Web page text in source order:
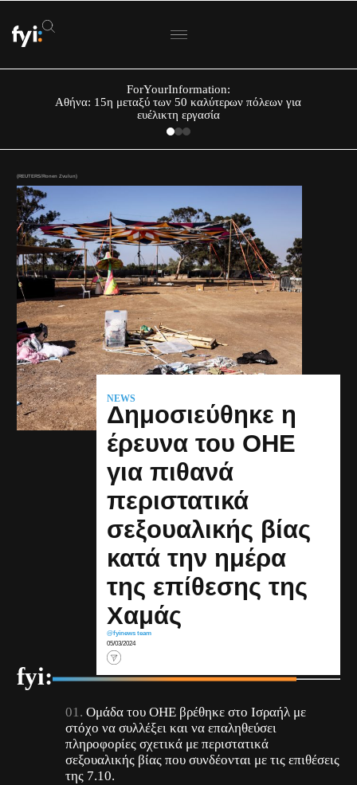
ForYourInformation:
Αθήνα: 15η μεταξύ των 50 καλύτερων πόλεων για
ευέλικτη εργασία
(REUTERS/Ronen Zvulun)
NEWS
Δημοσιεύθηκε η
έρευνα του ΟΗΕ
για πιθανά
περιστατικά
σεξουαλικής βίας
κατά την ημέρα
της επίθεσης της
Χαμάς
@fyinews team
05/03/2024
fyi:
Ομάδα του ΟΗΕ βρέθηκε στο Ισραήλ με
στόχο να συλλέξει και να επαληθεύσει
πληροφορίες σχετικά με περιστατικά
σεξουαλικής βίας που συνδέονται με τις επιθέσεις
της 7.10.